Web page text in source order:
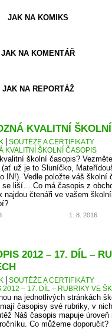
JAK NA KOMIKS
JAK NA KOMENTÁŘ
JAK NA REPORTÁŽ
KVALITNÍ
SOUTĚŽE A CERTIFIKÁTY
KVALITNÍ ŠKOLNÍ ČASOPIS
školní časopis?
(ať už je to Sluníčko,
IN!). Vedle položte váš
se liší… Co má časopis z
najdou čtenáři ve vašem
1. 8. 2016
2012 – 17. DÍL –
SOUTĚŽE A CERTIFIKÁTY
2012 – 17. DÍL – RUBRIKY VE
na jednotlivých stránkách
časopisy své rubriky, v
Náš časopis mapuje
Co můžeme doporučit?